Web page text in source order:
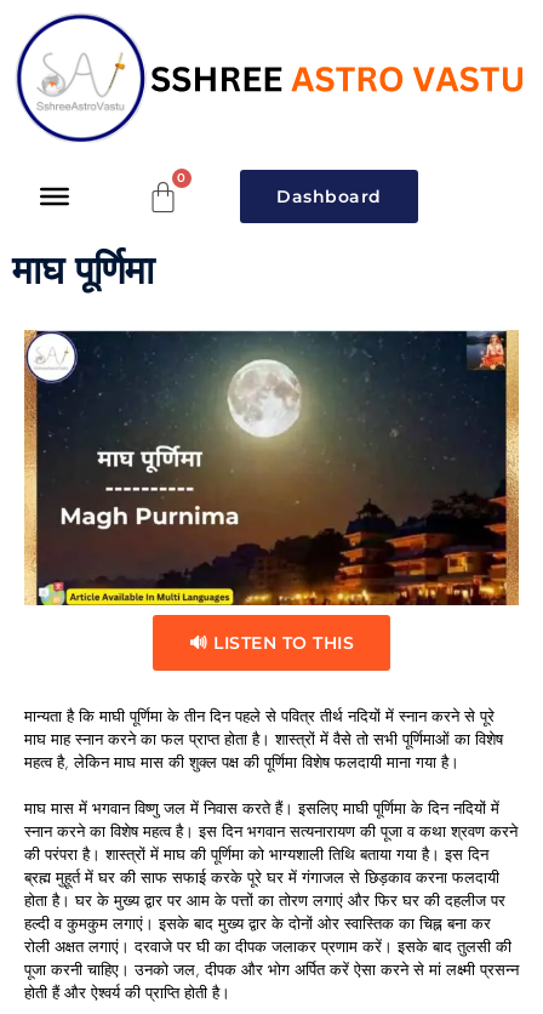
Dashboard
माघ पूर्णिमा
🔊 LISTEN TO THIS
मान्यता है कि माघी पूर्णिमा के तीन दिन पहले से पवित्र तीर्थ नदियों में स्नान करने से पूरे
माघ माह स्नान करने का फल प्राप्त होता है। शास्त्रों में वैसे तो सभी पूर्णिमाओं का विशेष
महत्व है, लेकिन माघ मास की शुक्ल पक्ष की पूर्णिमा विशेष फलदायी माना गया है।
माघ मास में भगवान विष्णु जल में निवास करते हैं। इसलिए माघी पूर्णिमा के दिन नदियों में
स्नान करने का विशेष महत्व है। इस दिन भगवान सत्यनारायण की पूजा व कथा श्रवण करने
की परंपरा है। शास्त्रों में माघ की पूर्णिमा को भाग्यशाली तिथि बताया गया है। इस दिन
ब्रह्म मुहूर्त में घर की साफ सफाई करके पूरे घर में गंगाजल से छिड़काव करना फलदायी
होता है। घर के मुख्य द्वार पर आम के पत्तों का तोरण लगाएं और फिर घर की दहलीज पर
हल्दी व कुमकुम लगाएं। इसके बाद मुख्य द्वार के दोनों ओर स्वास्तिक का चिह्न बना कर
रोली अक्षत लगाएं। दरवाजे पर घी का दीपक जलाकर प्रणाम करें। इसके बाद तुलसी की
पूजा करनी चाहिए। उनको जल, दीपक और भोग अर्पित करें ऐसा करने से मां लक्ष्मी प्रसन्न
होती हैं और ऐश्वर्य की प्राप्ति होती है।